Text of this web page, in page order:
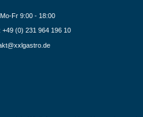
Fr 9:00 - 18:00
+49 (0) 231 964 196 10